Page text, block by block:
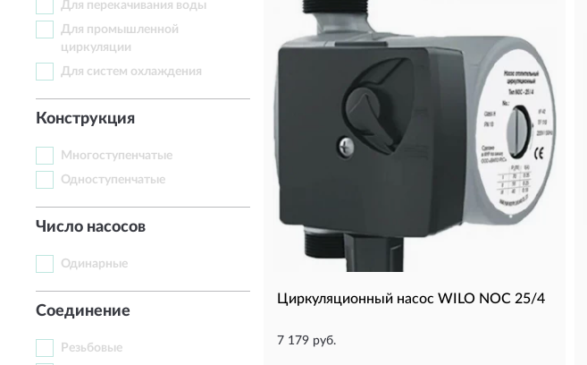
Для перекачивания воды
Для промышленной
циркуляции
Для систем охлаждения
Конструкция
Многоступенчатые
Одноступенчатые
Число насосов
Одинарные
Соединение
Резьбовые
Циркуляционный насос WILO NOC 25/4
7 179 руб.